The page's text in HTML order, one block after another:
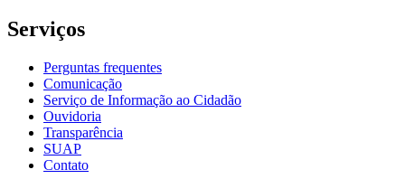
Serviços
Perguntas frequentes
Comunicação
Serviço de Informação ao Cidadão
Ouvidoria
Transparência
SUAP
Contato